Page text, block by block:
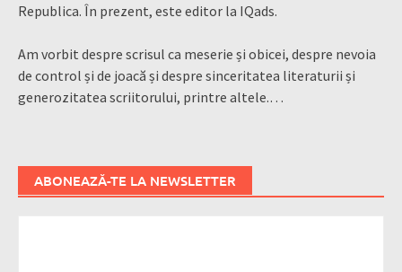
Republica. În prezent, este editor la IQads.
Am vorbit despre scrisul ca meserie și obicei, despre nevoia
de control și de joacă și despre sinceritatea literaturii și
generozitatea scriitorului, printre altele.…
ABONEAZĂ-TE LA NEWSLETTER